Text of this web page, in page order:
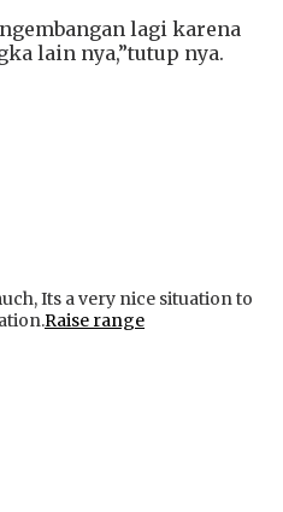
lagi karena
lain nya,”tutup nya.
Its a very nice situation to
Raise range